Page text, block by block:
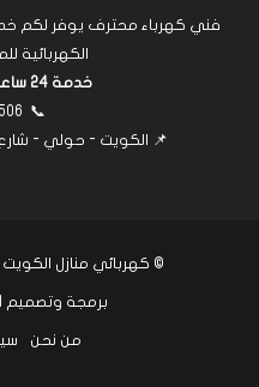
فني كهرباء محترف يوفر لكم
الكهربائية
خدمة 24 ساعة لكافة المناطق
📞
📌 الكويت - حولي - شارع
© كهربائي منازل الكويت
برمجة وتصميم
من نحن